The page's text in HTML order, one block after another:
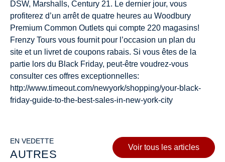
DSW, Marshalls, Century 21. Le dernier jour, vous
profiterez d’un arrêt de quatre heures au Woodbury
Premium Common Outlets qui compte 220 magasins!
Frenzy Tours vous fournit pour l’occasion un plan du
site et un livret de coupons rabais. Si vous êtes de la
partie lors du Black Friday, peut-être voudrez-vous
consulter ces offres exceptionnelles:
http://www.timeout.com/newyork/shopping/your-black-
friday-guide-to-the-best-sales-in-new-york-city
EN VEDETTE
AUTRES
Voir tous les articles